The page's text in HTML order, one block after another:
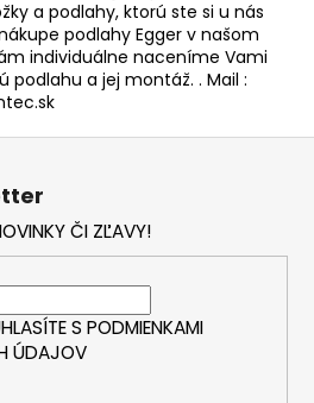
a podlahy, ktorú ste si u nás
podlahy Egger v našom
individuálne naceníme Vami
podlahu a jej montáž. . Mail :
ČI ZĽAVY!
S PODMIENKAMI
ÚDAJOV